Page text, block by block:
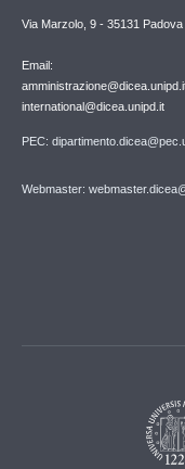
Via Marzolo, 9 - 35131 Padova
Email:
international@dicea.unipd.it
PEC:
Webmaster: